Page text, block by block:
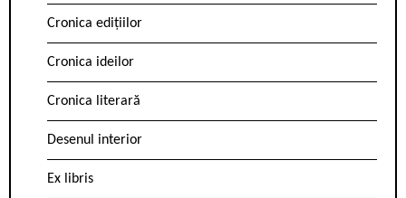
Cronica edițiilor
Cronica ideilor
Cronica literară
Desenul interior
Ex libris